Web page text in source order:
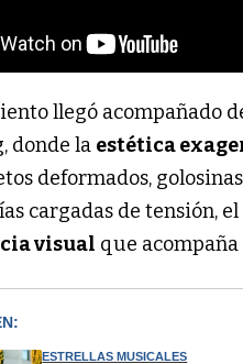
llegó acompañado
donde la estética
deformados,
cargadas de tensión,
visual que
ESTRELLAS MUSICALES